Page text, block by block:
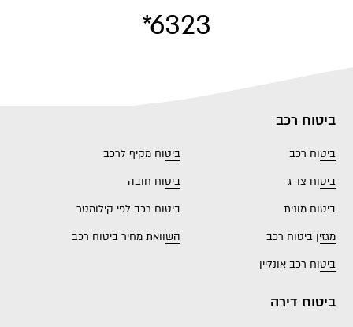
*6323
ביטוח רכב
ביטוח רכב
ביטוח מקיף לרכב
ביטוח צד ג
ביטוח חובה
ביטוח מונית
ביטוח רכב לפי קילומטר
מגזין ביטוח רכב
השוואת מחיר ביטוח רכב
ביטוח רכב אונליין
ביטוח דירה